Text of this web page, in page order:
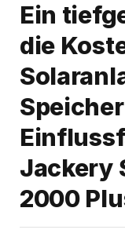
Ein
die
Jackery
2000